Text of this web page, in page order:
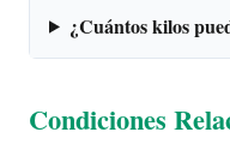
¿Cuántos kilos
Condiciones